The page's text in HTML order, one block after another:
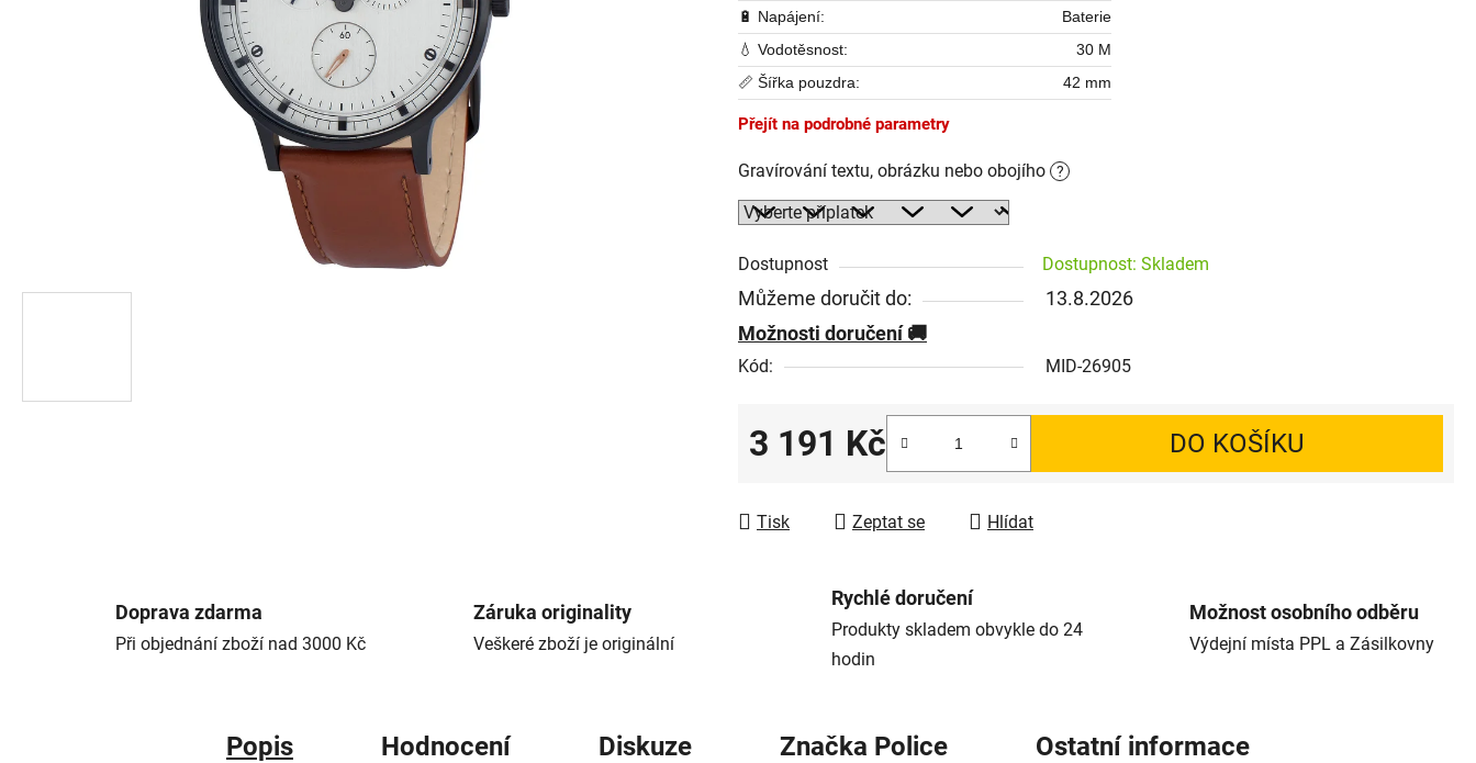
🔋 Napájení:
Baterie
💧 Vodotěsnost:
30 M
📏 Šířka pouzdra:
42 mm
Přejít na podrobné parametry
Gravírování textu, obrázku nebo obojího ?
Dostupnost Dostupnost: Skladem
Můžeme doručit do:
13.8.2026
Možnosti doručení
Kód: MID-26905
3 191 Kč DO KOŠÍKU
Tisk Zeptat se Hlídat
Doprava zdarma
Při objednání zboží nad 3000 Kč
Záruka originality
Veškeré zboží je originální
Rychlé doručení
Produkty skladem obvykle do 24
hodin
Možnost osobního odběru
Výdejní místa PPL a Zásilkovny
Popis Hodnocení Diskuze Značka Police Ostatní informace